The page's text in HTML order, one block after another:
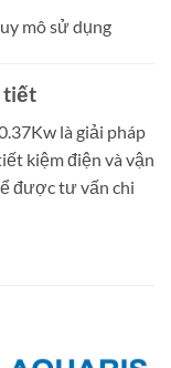
mô sử dụng
tiết
là giải pháp
kiệm điện và vận
được tư vấn chi